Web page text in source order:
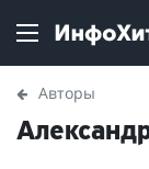
Авторы